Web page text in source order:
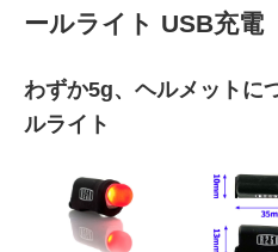
ールライト USB充電
わずか5g、ヘルメットに
ルライト